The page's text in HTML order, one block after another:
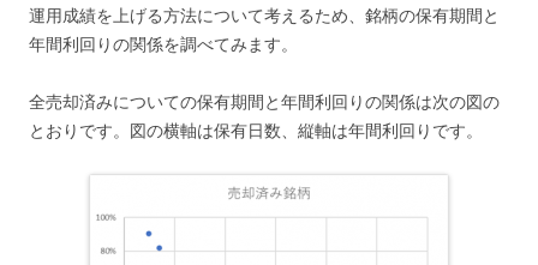
運用成績を上げる方法について考えるため、銘柄の保有期間と
年間利回りの関係を調べてみます。
全売却済みについての保有期間と年間利回りの関係は次の図の
とおりです。図の横軸は保有日数、縦軸は年間利回りです。